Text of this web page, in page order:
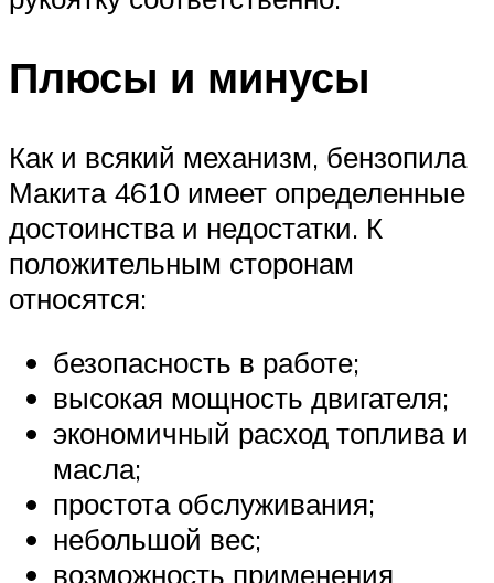
Плюсы и минусы
Как и всякий механизм, бензопила
Макита 4610 имеет определенные
достоинства и недостатки. К
положительным сторонам
относятся:
безопасность в работе;
высокая мощность двигателя;
экономичный расход топлива и
масла;
простота обслуживания;
небольшой вес;
возможность применения